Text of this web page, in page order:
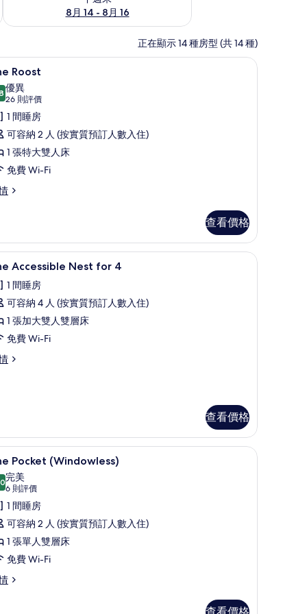
8月 14 - 8月 16
正在顯示 14 種房型 (共 14 種)
10Roost
分，滿分 10 分
優異
26 則評價
(26
則
評
價)
1 間睡房
可容納 2 人 (按實質預訂人數入住)
1 張特大雙人床
免費 Wi-Fi
查看價格
8 Accessible Nest for 4
1 間睡房
可容納 4 人 (按實質預訂人數入住)
1 張加大雙人雙層床
免費 Wi-Fi
查看價格
7 Pocket (Windowless)
分，滿分 10 分
完美
6 則評價
(6
則
評
價)
1 間睡房
可容納 2 人 (按實質預訂人數入住)
1 張單人雙層床
免費 Wi-Fi